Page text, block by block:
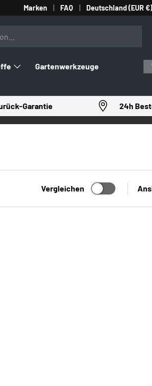
Marken FAQ Land/Region
Deutschland (EUR €)
Gartenwerkzeuge
Garantie 24h
Vergleichen